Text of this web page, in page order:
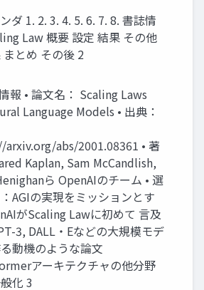
ダ 1. 2. 3. 4. 5. 6. 7. 8. 書誌情
Law 概要 設定 結果 その他
まとめ その後 2
報 • 論文名： Scaling Laws
Language Models • 出典：
abs/2001.08361 • 著
Kaplan, Sam McCandlish,
ら OpenAIのチーム • 選
AGIの実現をミッションとす
がScaling Lawに初めて 言及
3, DALL・Eなどの大規模モデ
動機のような論文
アーキテクチャの他分野
化 3